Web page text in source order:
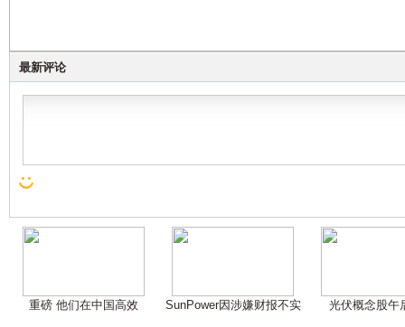
最新评论
重磅 他们在中国高效 SunPower因涉嫌财报不实 光伏概念股午